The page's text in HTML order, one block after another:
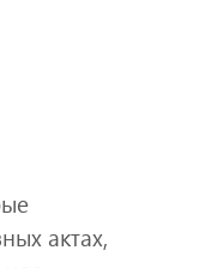
актах,